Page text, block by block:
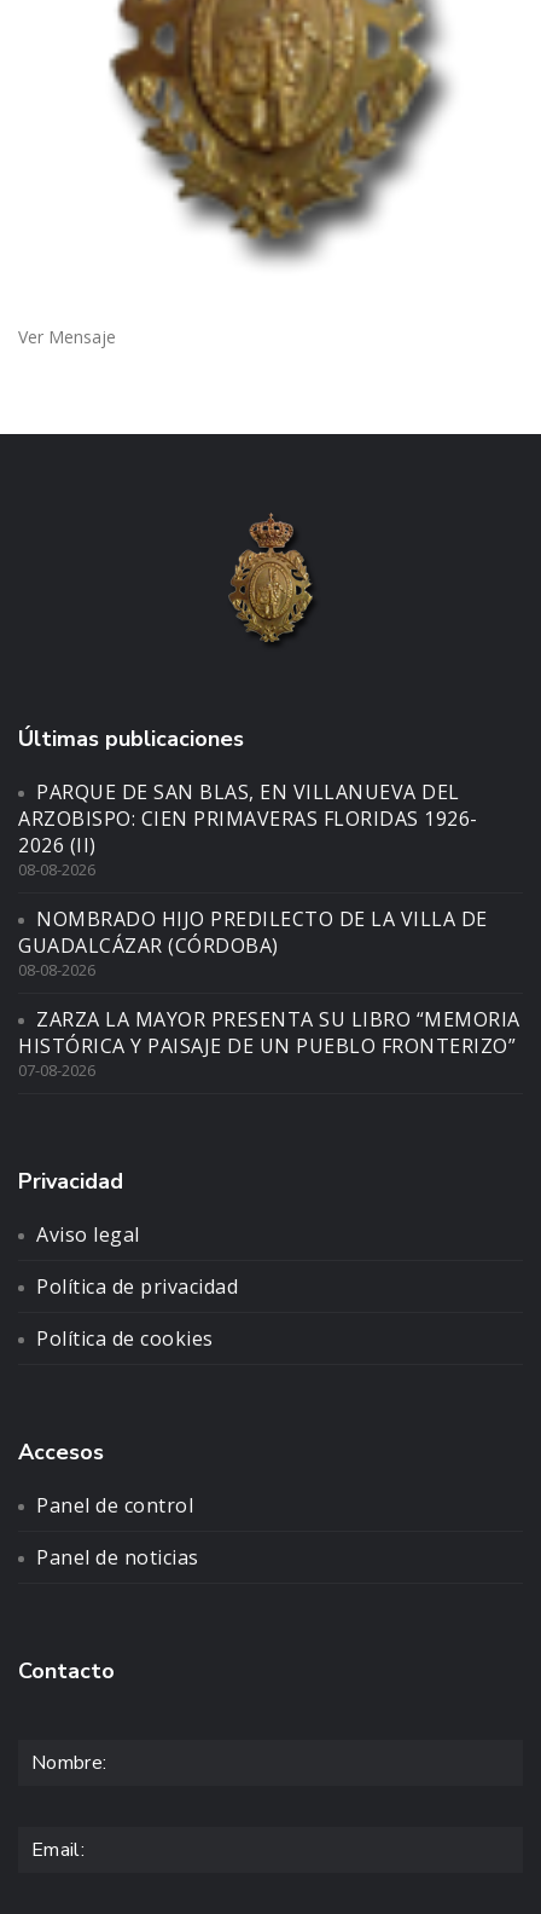
Ver Mensaje
Últimas publicaciones
PARQUE DE SAN BLAS, EN VILLANUEVA DEL
ARZOBISPO: CIEN PRIMAVERAS FLORIDAS 1926-
2026 (II)
08-08-2026
NOMBRADO HIJO PREDILECTO DE LA VILLA DE
GUADALCÁZAR (CÓRDOBA)
08-08-2026
ZARZA LA MAYOR PRESENTA SU LIBRO “MEMORIA
HISTÓRICA Y PAISAJE DE UN PUEBLO FRONTERIZO”
07-08-2026
Privacidad
Aviso legal
Política de privacidad
Política de cookies
Accesos
Panel de control
Panel de noticias
Contacto